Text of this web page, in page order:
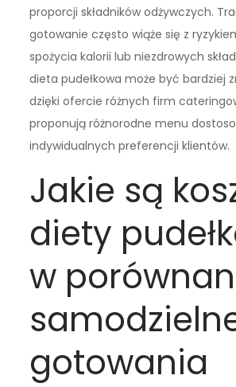
proporcji składników odżywczych.
gotowanie często wiąże się z
spożycia kalorii lub niezdrowych
dieta pudełkowa może być bardziej
dzięki ofercie różnych firm
proponują różnorodne menu
indywidualnych preferencji klientów.
Jakie są
diety
w
gotowania